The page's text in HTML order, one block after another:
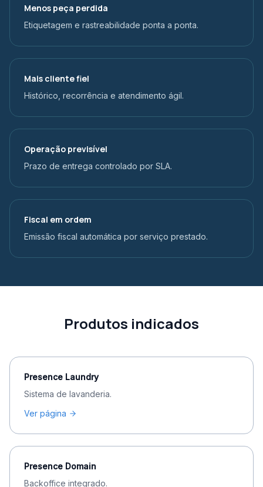
Menos peça perdida
Etiquetagem e rastreabilidade ponta a ponta.
Mais cliente fiel
Histórico, recorrência e atendimento ágil.
Operação previsível
Prazo de entrega controlado por SLA.
Fiscal em ordem
Emissão fiscal automática por serviço prestado.
Produtos indicados
Presence Laundry
Sistema de lavanderia.
Ver página
Presence Domain
Backoffice integrado.